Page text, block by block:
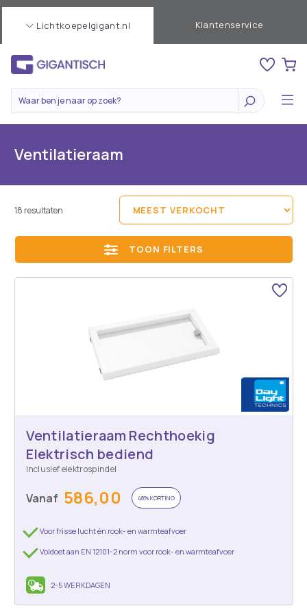
Lichtkoepelgigant.nl Klantenservice
Ventilatieraam
18 resultaten
TOON FILTERS
Ventilatieraam Rechthoekig
Elektrisch bediend
Inclusief elektrospindel
Vanaf 586,00 48% KORTING
Voor frisse lucht én rook- en warmteafvoer
Voldoet aan EN 12101-2 norm voor rook- en warmteafvoer
2-5 WERKDAGEN